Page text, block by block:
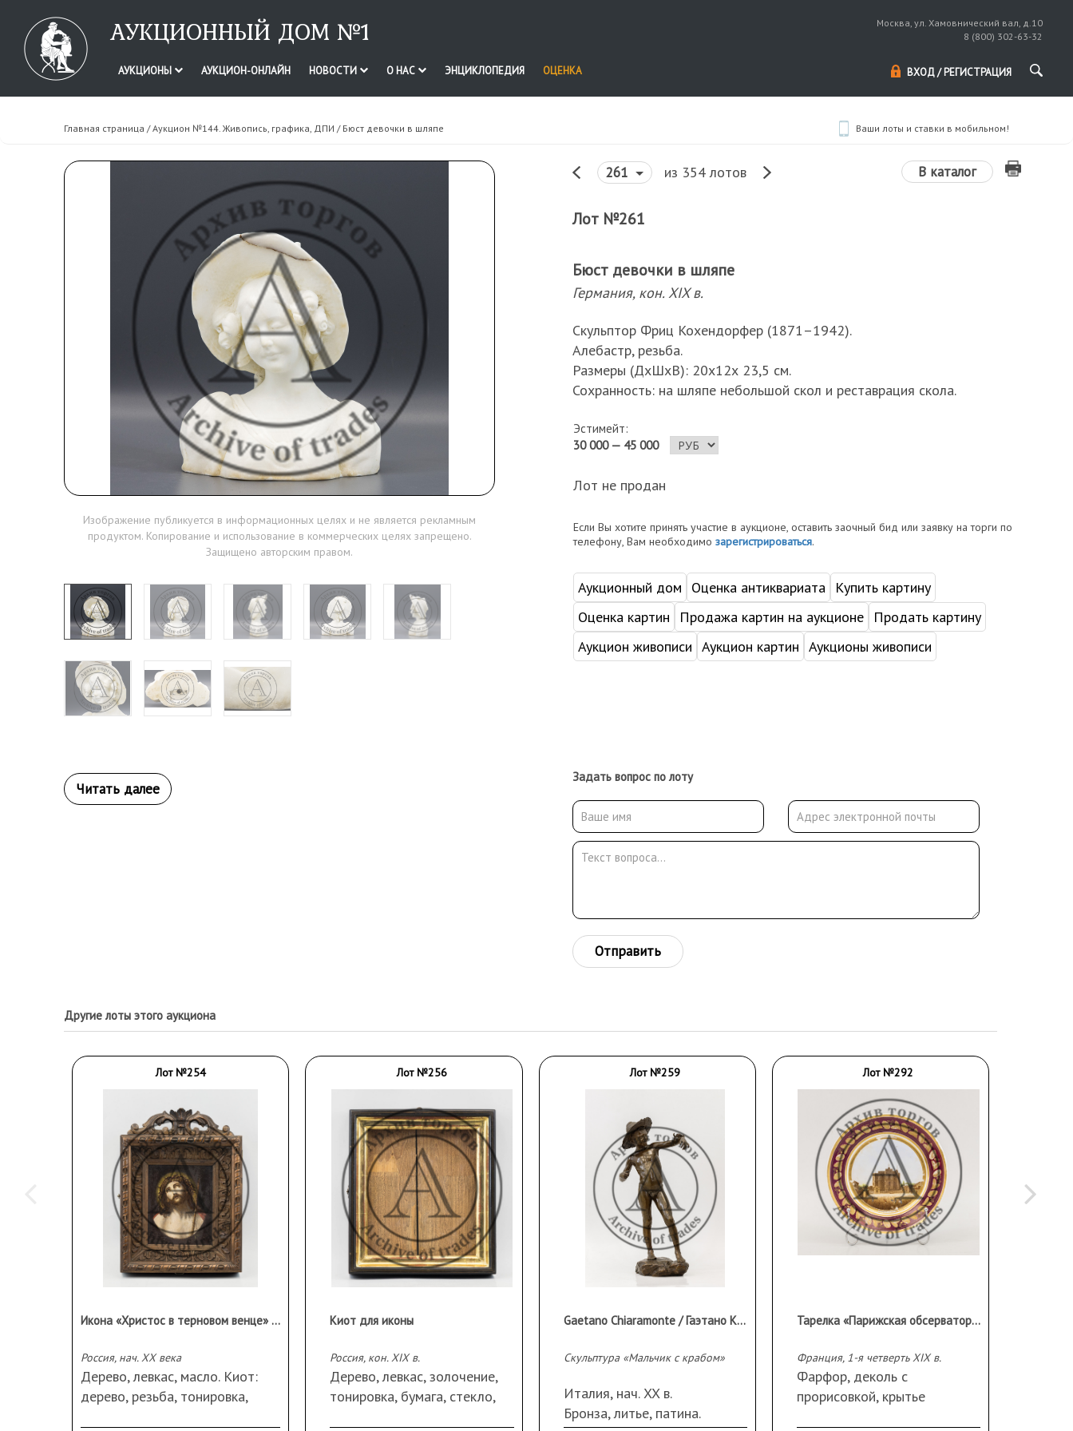
АУКЦИОННЫЙ ДОМ №1
Москва, ул. Хамовнический вал, д.10
8 (800) 302-63-32
АУКЦИОНЫ АУКЦИОН-ОНЛАЙН НОВОСТИ О НАС ЭНЦИКЛОПЕДИЯ ОЦЕНКА ВХОД / РЕГИСТРАЦИЯ
Главная страница /Аукцион №144. Живопись, графика, ДПИ / Бюст девочки в шляпе Ваши лоты и ставки в мобильном!
Изображение публикуется в информационных целях и не является рекламным
продуктом. Копирование и использование в коммерческих целях запрещено.
Защищено авторским правом.
261 из 354 лотов В каталог
Лот №261
Бюст девочки в шляпе
Германия, кон. XIX в.
Скульптор Фриц Кохендорфер (1871–1942).
Алебастр, резьба.
Размеры (ДхШхВ): 20х12х 23,5 см.
Сохранность: на шляпе небольшой скол и реставрация скола.
Эстимейт:
30 000 — 45 000
Лот не продан
Если Вы хотите принять участие в аукционе, оставить заочный бид или заявку на торги по
телефону, Вам необходимо зарегистрироваться.
Аукционный дом Оценка антиквариата
Купить картину
Оценка картин
Продажа картин на аукционе
Продать картину
Аукцион живописи Аукцион картин Аукционы живописи
Задать вопрос по лоту
Отправить
Другие лоты этого аукциона
Лот №254
Икона «Христос в терновом венце» («Ecce Homo») в резном киоте
Россия, нач. XX века
Дерево, левкас, масло. Киот:
дерево, резьба, тонировка,
Лот №256
Киот для иконы
Россия, кон. XIX в.
Дерево, левкас, золочение,
тонировка, бумага, стекло,
Лот №259
Gaetano Chiaramonte / Гаэтано Кьяромонте (1872–1962)
Скульптура «Мальчик с крабом»
Италия, нач. XX в.
Бронза, литье, патина.
Лот №292
Тарелка «Парижская обсерватория»
Франция, 1-я четверть XIX в.
Фарфор, деколь с
прорисовкой, крытье